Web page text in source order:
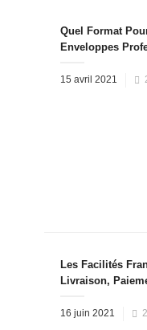
Quel Format
Enveloppes
Posted
15 avril 2021
Les Facilités
Livraison,
Posted
16 juin 2021